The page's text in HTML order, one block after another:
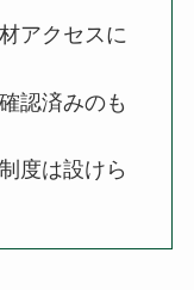
アクセスに
認済みのも
度は設けら